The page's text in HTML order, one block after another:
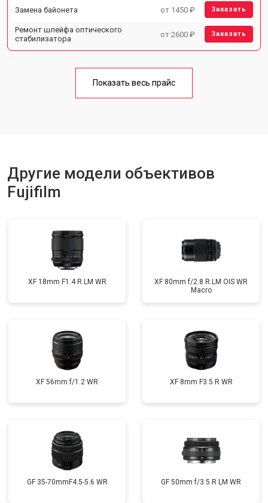
Замена байонета от 1450 ₽ Заказать
Ремонт шлейфа оптического
стабилизатора
от 2600 ₽ Заказать
Показать весь прайс
Другие модели объективов
Fujifilm
XF 18mm F1.4 R LM WR
XF 80mm f/2.8 R LM OIS WR
Macro
XF 56mm f/1.2 WR XF 8mm F3.5 R WR
GF 35-70mmF4.5-5.6 WR GF 50mm f/3.5 R LM WR